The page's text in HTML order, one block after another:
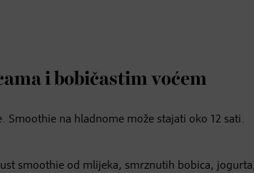
i bobičastim voćem
Smoothie na hladnome može stajati oko 12 sati.
smoothie od mlijeka, smrznutih bobica,